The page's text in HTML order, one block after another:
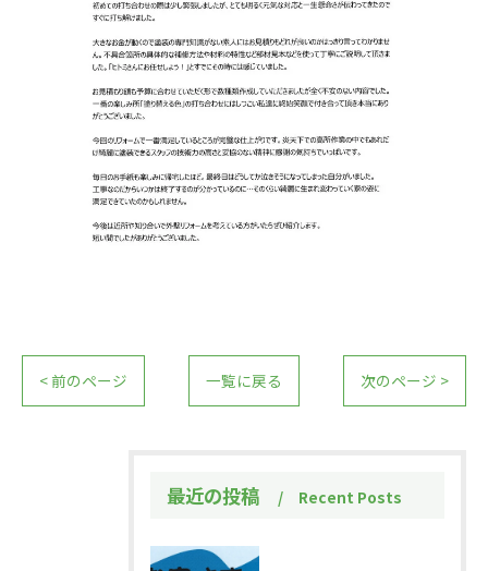
< 前のページ 一覧に戻る 次のページ >
最近の投稿 Recent Posts